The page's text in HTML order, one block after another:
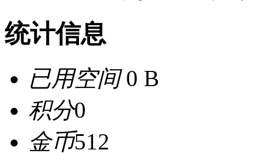
统计信息
已用空间0 B
积分0
金币512